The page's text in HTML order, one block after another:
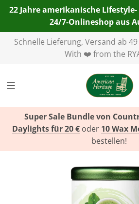
22 Jahre amerikanische
24/7-Onlineshop aus
Schnelle Lieferung, Versand ab
With ❤️ from the
Telefon:+49(0)821 455 254 00 | E-
heritage.de| WhatsApp:
Super Sale Bundle von
Daylights für 20 €oder 10 Wax
bestellen!